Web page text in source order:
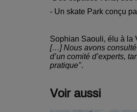
- Un skate Park conçu
Sophian Saouli, élu à la
[…] Nous avons
d’un comité d’experts,
pratique".
Voir aussi